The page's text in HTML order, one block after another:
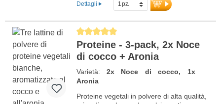
Dettagli
Average rating of 5 out of 5 stars
Proteine - 3-pack, 2x Noce
di cocco + Aronia
Varietà: 2x Noce di cocco, 1x
Aronia
Proteine vegetali in polvere di alta qualità,